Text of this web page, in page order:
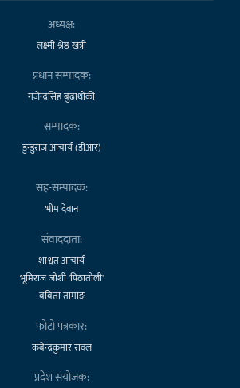
अध्यक्ष:
लक्ष्मी श्रेष्ठ खत्री
प्रधान सम्पादक:
गजेन्द्रसिंह बुढाथोकी
सम्पादक:
डुन्डुराज आचार्य (डीआर)
सह-सम्पादक:
भीम देवान
संवाददाता:
शाश्वत आचार्य
भूमिराज जोशी 'पिठातोली'
बबिता तामाङ
फोटो पत्रकार:
कबेन्द्रकुमार रावल
प्रदेश संयोजक: